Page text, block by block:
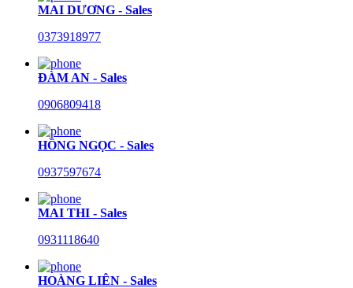
MAI DƯƠNG - Sales
0373918977
ĐÀM AN - Sales
0906809418
HỒNG NGỌC - Sales
0937597674
MAI THI - Sales
0931118640
HOÀNG LIÊN - Sales